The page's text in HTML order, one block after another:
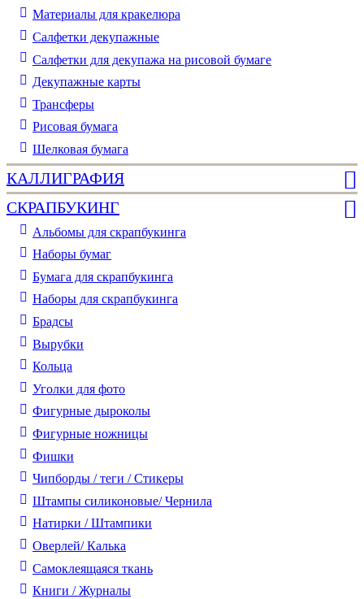
Материалы для кракелюра
Cалфетки декупажные
Салфетки для декупажа на рисовой бумаге
Декупажные карты
Трансферы
Рисовая бумага
Шелковая бумага
КАЛЛИГРАФИЯ
СКРАПБУКИНГ
Альбомы для скрапбукинга
Наборы бумаг
Бумага для скрапбукинга
Наборы для скрапбукинга
Брадсы
Вырубки
Кольца
Уголки для фото
Фигурные дыроколы
Фигурные ножницы
Фишки
Чипборды / теги / Стикеры
Штампы силиконовые/ Чернила
Натирки / Штампики
Оверлей/ Калька
Самоклеящаяся ткань
Книги / Журналы